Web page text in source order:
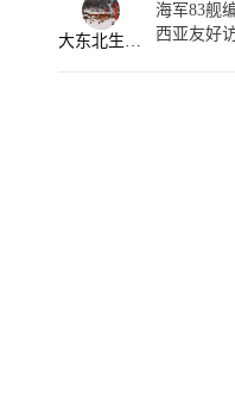
大东北生活资讯
海军83舰
西亚友好